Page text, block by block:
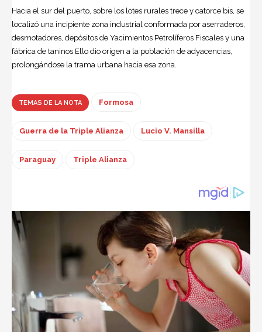
Hacia el sur del puerto, sobre los lotes rurales trece y catorce bis, se
localizó una incipiente zona industrial conformada por aserraderos,
desmotadores, depósitos de Yacimientos Petrolíferos Fiscales y una
fábrica de taninos Ello dio origen a la población de adyacencias,
prolongándose la trama urbana hacia esa zona.
TEMAS DE LA NOTA Formosa
Guerra de la Triple Alianza Lucio V. Mansilla
Paraguay Triple Alianza